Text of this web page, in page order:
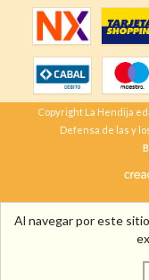
Al navegar por este sitio
Copyright La Hendija
Defensa de las y